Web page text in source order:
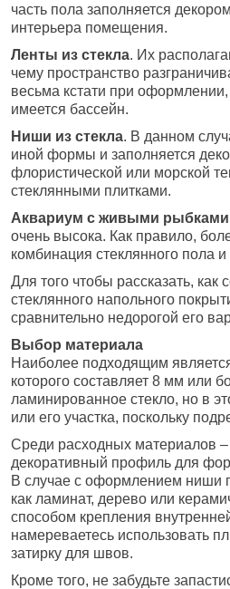
часть пола заполняется
интерьера помещения.
Ленты из стекла. Их
чему пространство
весьма кстати при
имеется бассейн.
Ниши из стекла. В данном
иной формы и заполняется
флористической или морской
стеклянными плитками.
Аквариум с живыми рыбками
очень высока. Как правило,
комбинация стеклянного пола
Для того чтобы рассказать,
стеклянного напольного
сравнительно недорогой его
Выбор материала
Наиболее подходящим
которого составляет 8 мм или
ламинированное стекло, но в
или его участка, поскольку
Среди расходных материалов –
декоративный профиль для
В случае с оформлением ниши
как ламинат, дерево или
способом крепления
намереваетесь использовать
затирку для швов.
Кроме того, не забудьте